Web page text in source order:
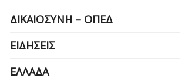
ΔΙΚΑΙΟΣΎΝΗ – ΟΠΕΔ
ΕΙΔΉΣΕΙΣ
ΕΛΛΆΔΑ